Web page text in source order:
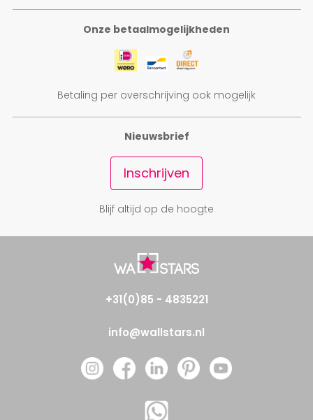
Onze betaalmogelijkheden
Betaling per overschrijving ook mogelijk
Nieuwsbrief
Inschrijven
Blijf altijd op de hoogte
+31(0)85 - 4835221
info@wallstars.nl